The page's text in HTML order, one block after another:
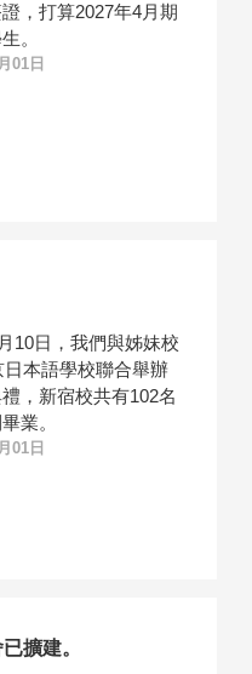
，打算2027年4月期
。
01日
10日，我們與姊妹校
本語學校聯合舉辦
，新宿校共有102名
業。
01日
擴建。